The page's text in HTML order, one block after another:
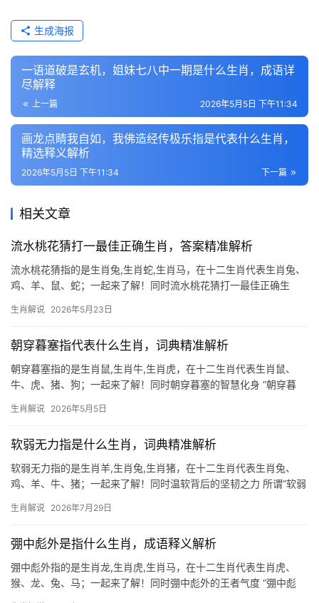
生成海报
一语道破是玄机，姐妹七八中一期是什么生肖，成语详
尽解释
上一篇 2026年5月5日 下午11:34
画龙点睛我自如，我佛造经传极乐指是代表什么生肖，
精选释义解析
下一篇
2026年5月5日 下午11:34
相关文章
流水桃花猜打一最佳正确生肖，答案精准解析
流水桃花猜指的是生肖兔,生肖蛇,生肖马，在十二生肖代表生肖兔、
鸡、羊、鼠、蛇；一起来了解！同时流水桃花猜打一最佳正确生
但在生肖谜语中，它暗藏玄机，流水为“氵”，桃花属“卯”，“卯”正是
生肖解说 2026年5月23日
朝穿暮塞指代表什么生肖，词典精准解析
朝穿暮塞指的是生肖鼠,生肖牛,生肖虎，在十二生肖代表生肖鼠、
牛、虎、猪、狗；一起来了解！同时朝穿暮塞的智慧化身 “朝穿暮
测，在生肖文化中，生肖鼠以其机敏灵活的特性，成为这一成语的
生肖解说 2026年5月5日
软弱无力指是什么生肖，词典精准解析
软弱无力指的是生肖羊,生肖兔,生肖猪，在十二生肖代表生肖兔、
鸡、羊、牛、猪；一起来了解！同时温软背后的坚韧之力 所谓“软弱
怯懦象征，然其柔中带刚的特性却极少被提及，2026年对生肖兔而
生肖解说 2026年7月29日
弸中彪外是指什么生肖，成语释义解析
弸中彪外指的是生肖龙,生肖虎,生肖马，在十二生肖代表生肖虎、
猴、龙、兔、马；一起来了解！同时弸中彪外的王者气度 “弸中彪